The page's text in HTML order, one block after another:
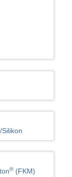
® (FKM)